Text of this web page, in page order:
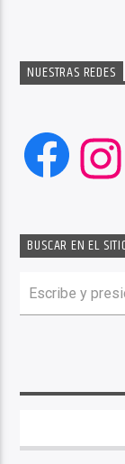
NUESTRAS REDES
BUSCAR EN EL